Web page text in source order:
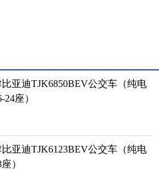
比亚迪TJK6850BEV公交车（纯电
24座）
比亚迪TJK6123BEV公交车（纯电
）